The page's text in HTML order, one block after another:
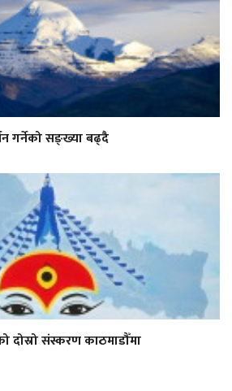
गर्नेको सङ्ख्या बढ्दै
संस्करण काठमाडौँमा